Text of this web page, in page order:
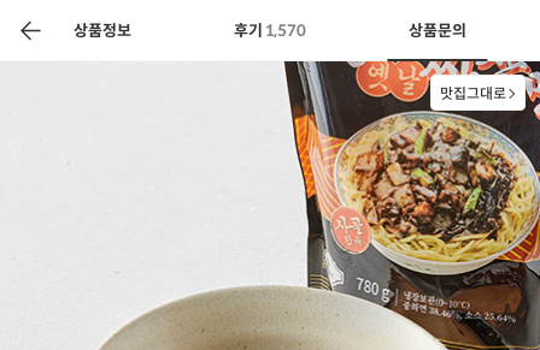
상품정보 후기 1,570 상품문의
고객센터
맛집그대로